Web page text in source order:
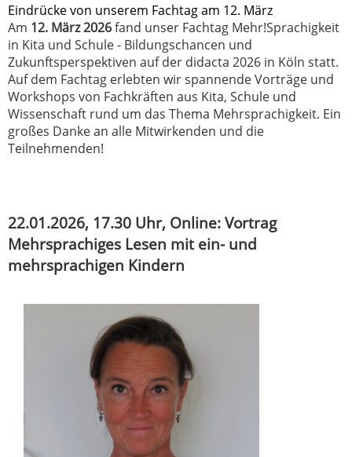
Eindrücke von unserem Fachtag am 12. März
Am 12. März 2026fand unser Fachtag Mehr!Sprachigkeit
in Kita und Schule - Bildungschancen und
Zukunftsperspektiven auf der didacta 2026 in Köln statt.
Auf dem Fachtag erlebten wir spannende Vorträge und
Workshops von Fachkräften aus Kita, Schule und
Wissenschaft rund um das Thema Mehrsprachigkeit. Ein
großes Danke an alle Mitwirkenden und die
Teilnehmenden!
22.01.2026, 17.30 Uhr, Online: Vortrag
Mehrsprachiges Lesen mit ein- und
mehrsprachigen Kindern